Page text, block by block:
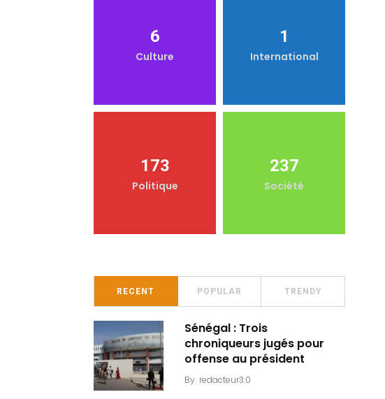
6
Culture
1
International
173
Politique
237
Société
RECENT POPULAR TRENDY
Sénégal : Trois
chroniqueurs jugés pour
offense au président
By redacteur3.0